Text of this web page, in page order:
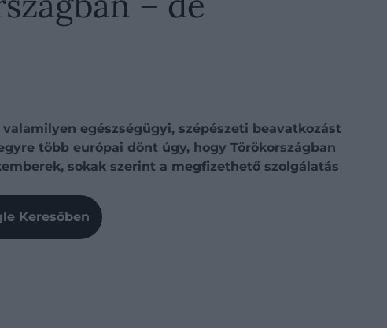
egészségügyi, szépészeti beavatkozást
több európai dönt úgy, hogy Törökországban
sokak szerint a megfizethető szolgálatás
Keresőben